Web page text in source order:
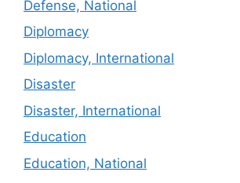
Defense, National
Diplomacy
Diplomacy, International
Disaster
Disaster, International
Education
Education, National